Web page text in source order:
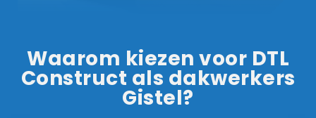
Waarom kiezen voor DTL
Construct als dakwerkers
Gistel?